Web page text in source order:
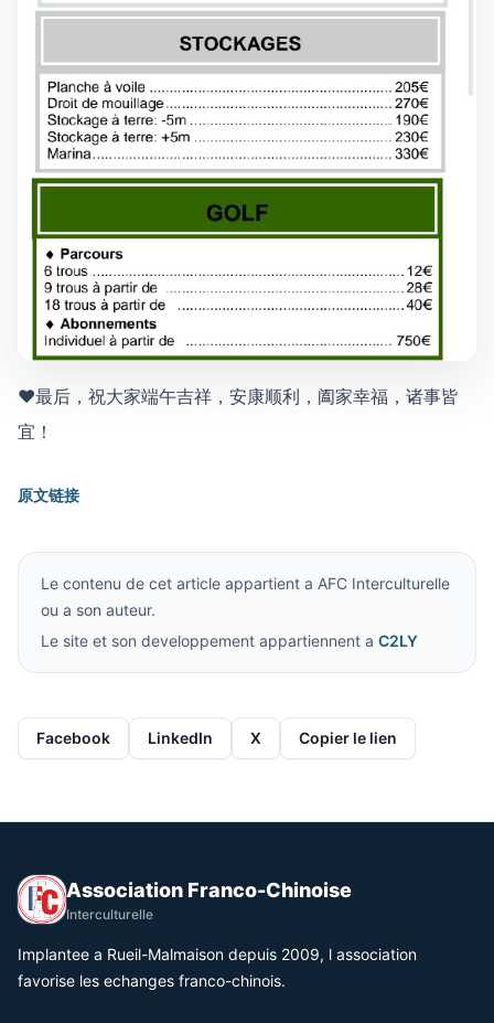
♥最后，祝大家端午吉祥，安康顺利，阖家幸福，诸事皆
宜！
原文链接
Le contenu de cet article appartient a AFC Interculturelle
ou a son auteur.
Le site et son developpement appartiennent a C2LY
Facebook LinkedIn X Copier le lien
Association Franco-Chinoise
Interculturelle
Implantee a Rueil-Malmaison depuis 2009, l association
favorise les echanges franco-chinois.